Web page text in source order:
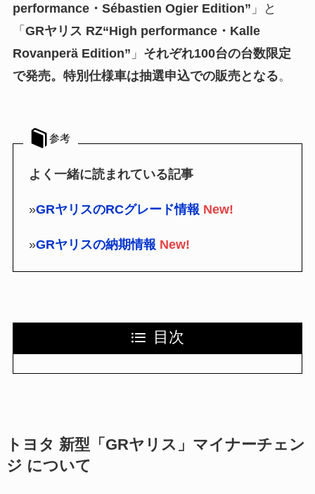
performance・Sébastien Ogier Edition” 」と
「 GRヤリス RZ“High performance・Kalle
Rovanperä Edition” 」 それぞれ100台の台数限定
で発売。特別仕様車は抽選申込での販売となる。
参考
よく一緒に読まれている記事
»GRヤリスのRCグレード情報 New!
»GRヤリスの納期情報 New!
目次
トヨタ 新型「GRヤリス」マイナーチェン
ジ について